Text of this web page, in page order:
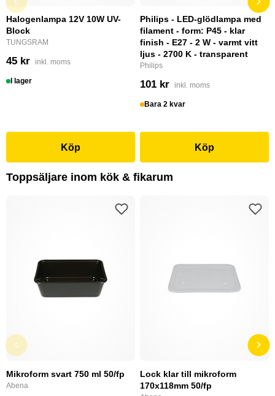
Halogenlampa 12V 10W UV-
Block
TUNGSRAM
45 kr inkl. moms
I lager
Köp
Philips - LED-glödlampa med
filament - form: P45 - klar
finish - E27 - 2 W - varmt vitt
ljus - 2700 K - transparent
Philips
101 kr inkl. moms
Bara 2 kvar
Köp
Toppsäljare inom kök & fikarum
Mikroform svart 750 ml 50/fp
Abena
Lock klar till mikroform
170x118mm 50/fp